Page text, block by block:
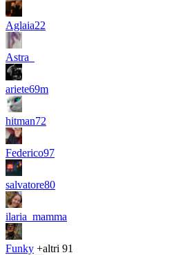
Aglaia22
Astra_
ariete69m
hitman72
Federico97
salvatore80
ilaria_mamma
Funky +altri 91